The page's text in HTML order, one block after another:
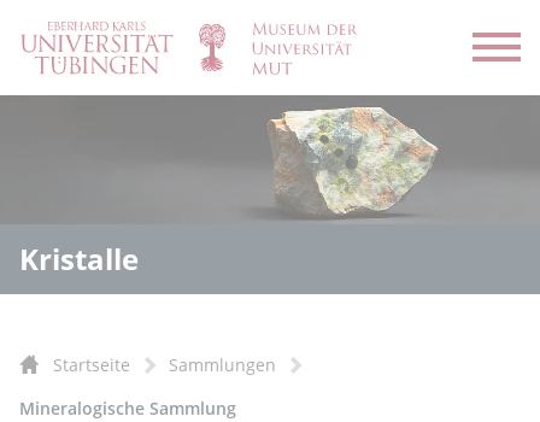
Kristalle
Startseite
Sammlungen
Mineralogische Sammlung